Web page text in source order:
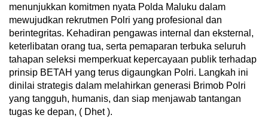
menunjukkan komitmen nyata Polda Maluku dalam
mewujudkan rekrutmen Polri yang profesional dan
berintegritas. Kehadiran pengawas internal dan eksternal,
keterlibatan orang tua, serta pemaparan terbuka seluruh
tahapan seleksi memperkuat kepercayaan publik terhadap
prinsip BETAH yang terus digaungkan Polri. Langkah ini
dinilai strategis dalam melahirkan generasi Brimob Polri
yang tangguh, humanis, dan siap menjawab tantangan
tugas ke depan, ( Dhet ).